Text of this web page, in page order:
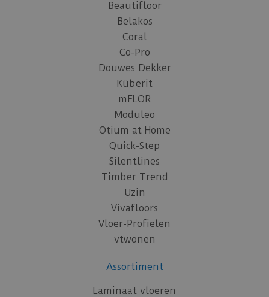
Beautifloor
Belakos
Coral
Co-Pro
Douwes Dekker
Küberit
mFLOR
Moduleo
Otium at Home
Quick-Step
Silentlines
Timber Trend
Uzin
Vivafloors
Vloer-Profielen
vtwonen
Assortiment
Laminaat vloeren